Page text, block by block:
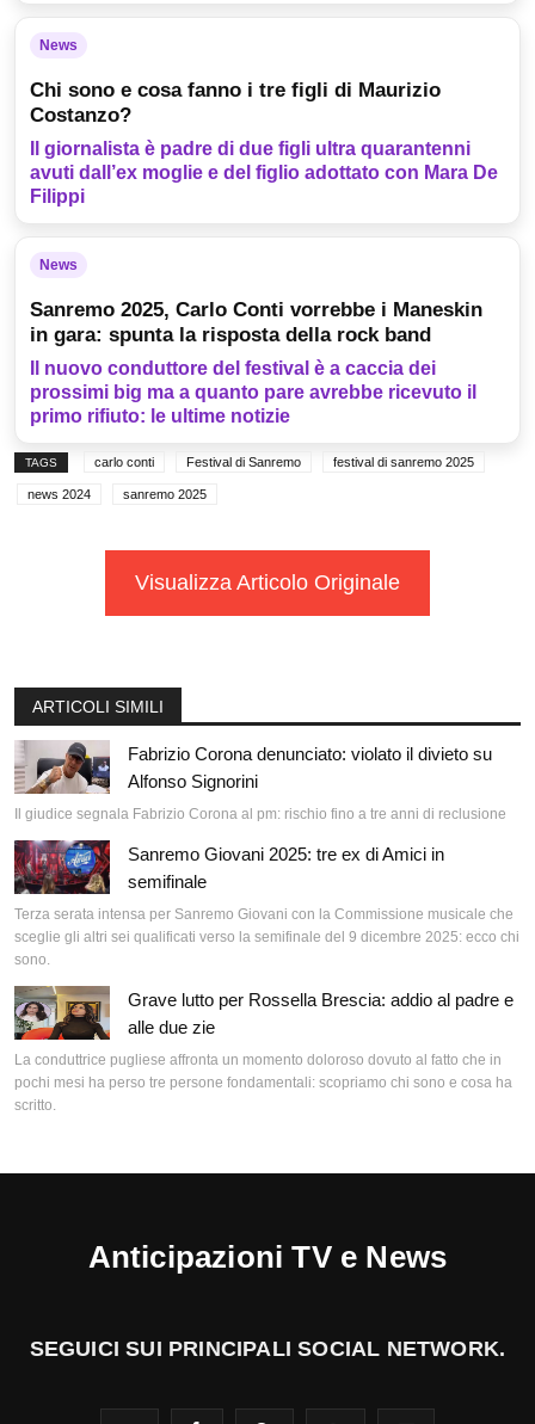
News
Chi sono e cosa fanno i tre figli di Maurizio
Costanzo?
Il giornalista è padre di due figli ultra quarantenni
avuti dall’ex moglie e del figlio adottato con Mara De
Filippi
News
Sanremo 2025, Carlo Conti vorrebbe i Maneskin
in gara: spunta la risposta della rock band
Il nuovo conduttore del festival è a caccia dei
prossimi big ma a quanto pare avrebbe ricevuto il
primo rifiuto: le ultime notizie
TAGS carlo conti Festival di Sanremo festival di sanremo 2025
news 2024 sanremo 2025
Visualizza Articolo Originale
ARTICOLI SIMILI
Fabrizio Corona denunciato: violato il divieto su
Alfonso Signorini
Il giudice segnala Fabrizio Corona al pm: rischio fino a tre anni di reclusione
Sanremo Giovani 2025: tre ex di Amici in
semifinale
Terza serata intensa per Sanremo Giovani con la Commissione musicale che
sceglie gli altri sei qualificati verso la semifinale del 9 dicembre 2025: ecco chi
sono.
Grave lutto per Rossella Brescia: addio al padre e
alle due zie
La conduttrice pugliese affronta un momento doloroso dovuto al fatto che in
pochi mesi ha perso tre persone fondamentali: scopriamo chi sono e cosa ha
scritto.
Anticipazioni TV e News
SEGUICI SUI PRINCIPALI SOCIAL NETWORK.